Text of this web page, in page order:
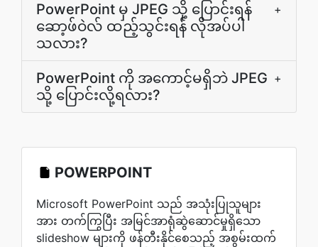
PowerPoint မှ JPEG သို့ ပြောင်းရန်
ဆော့ဖ်ဝဲလ် ထည့်သွင်းရန် လိုအပ်ပါ
သလား?
+
PowerPoint ကို အကောင့်မရှိဘဲ JPEG
သို့ ပြောင်းလို့ရလား?
+
POWERPOINT
Microsoft PowerPoint သည် အသုံးပြုသူများ
အား တက်ကြွပြီး အမြင်အာရုံဆွဲဆောင်မှုရှိသော
slideshow များကို ဖန်တီးနိုင်စေသည့် အစွမ်းထက်